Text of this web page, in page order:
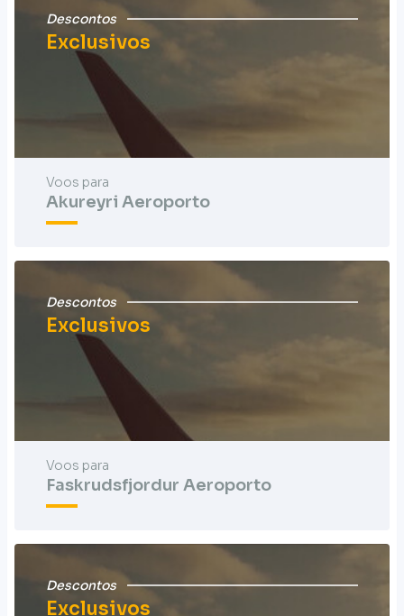
Descontos
Exclusivos
Voos para
Akureyri Aeroporto
Descontos
Exclusivos
Voos para
Faskrudsfjordur Aeroporto
Descontos
Exclusivos